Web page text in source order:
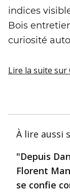
indices
Bois
curiosité
Lire la suite sur
À lire aussi
"Depuis
Florent
se confie